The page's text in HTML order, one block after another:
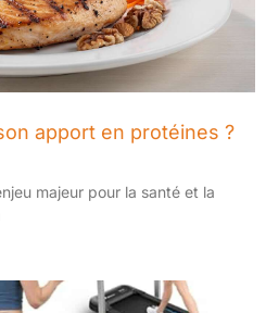
apport en protéines ?
majeur pour la santé et la